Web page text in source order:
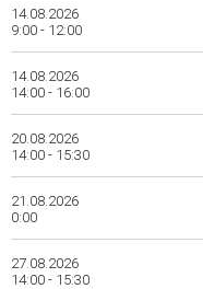
14.08.2026
9:00 - 12:00
14.08.2026
14:00 - 16:00
20.08.2026
14:00 - 15:30
21.08.2026
0:00
27.08.2026
14:00 - 15:30